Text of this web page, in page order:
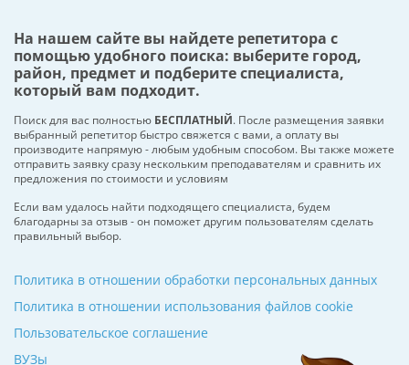
На нашем сайте вы найдете репетитора с
помощью удобного поиска: выберите город,
район, предмет и подберите специалиста,
который вам подходит.
Поиск для вас полностью БЕСПЛАТНЫЙ. После размещения заявки
выбранный репетитор быстро свяжется с вами, а оплату вы
производите напрямую - любым удобным способом. Вы также можете
отправить заявку сразу нескольким преподавателям и сравнить их
предложения по стоимости и условиям
Если вам удалось найти подходящего специалиста, будем
благодарны за отзыв - он поможет другим пользователям сделать
правильный выбор.
ВУЗы
Политика в отношении обработки персональных данных
Политика в отношении использования файлов cookie
Пользовательское соглашение